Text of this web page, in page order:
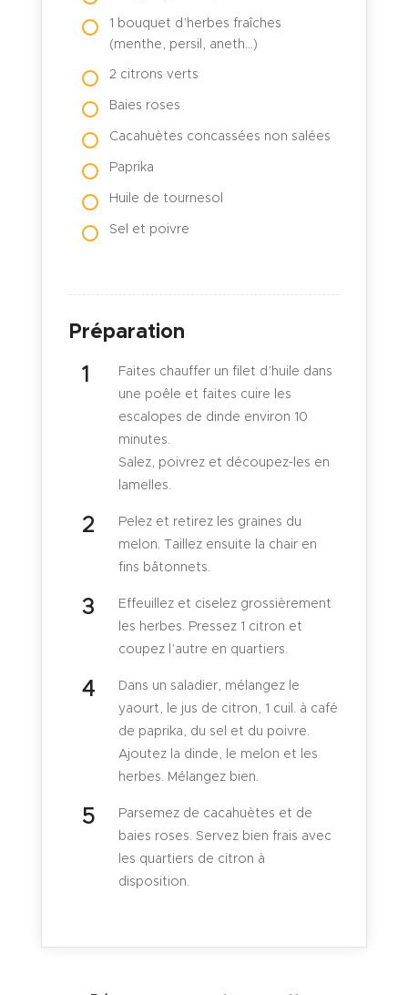
1 bouquet d’herbes fraîches
(menthe, persil, aneth…)
2 citrons verts
Baies roses
Cacahuètes concassées non salées
Paprika
Huile de tournesol
Sel et poivre
Préparation
Faites chauffer un filet d’huile dans
une poêle et faites cuire les
escalopes de dinde environ 10
minutes.
Salez, poivrez et découpez-les en
lamelles.
Pelez et retirez les graines du
melon. Taillez ensuite la chair en
fins bâtonnets.
Effeuillez et ciselez grossièrement
les herbes. Pressez 1 citron et
coupez l’autre en quartiers.
Dans un saladier, mélangez le
yaourt, le jus de citron, 1 cuil. à café
de paprika, du sel et du poivre.
Ajoutez la dinde, le melon et les
herbes. Mélangez bien.
Parsemez de cacahuètes et de
baies roses. Servez bien frais avec
les quartiers de citron à
disposition.